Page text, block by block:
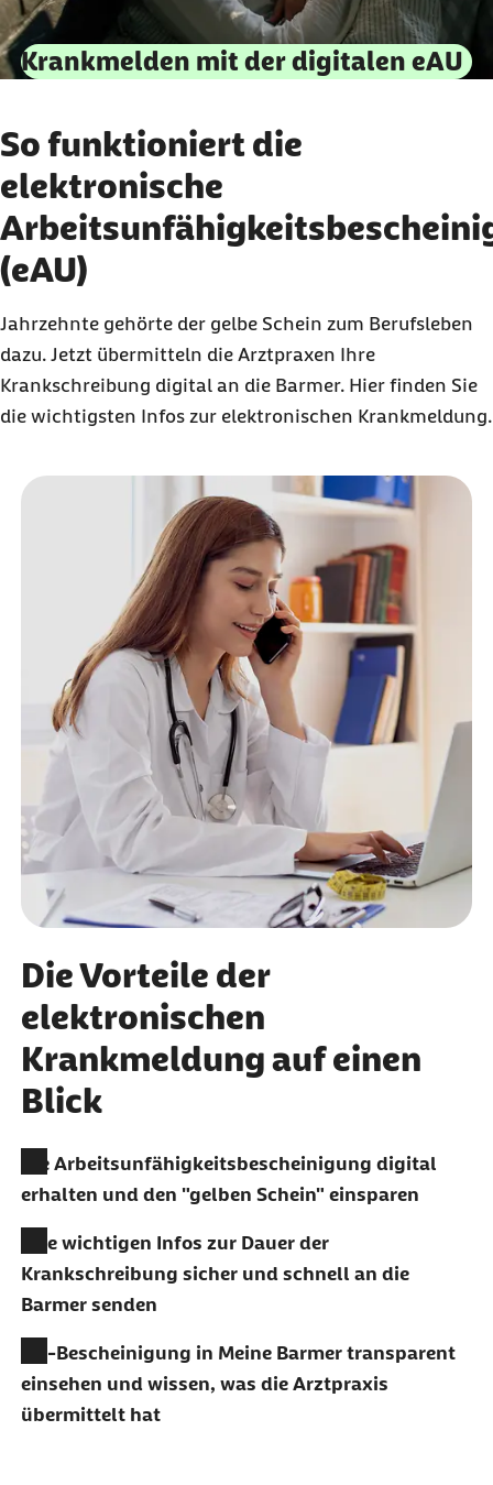
Krankmelden mit der digitalen eAU
So funktioniert die
elektronische
(eAU)
Jahrzehnte gehörte der gelbe Schein zum Berufsleben
dazu. Jetzt übermitteln die Arztpraxen Ihre
Krankschreibung digital an die Barmer. Hier finden Sie
die wichtigsten Infos zur elektronischen Krankmeldung.
Die Vorteile der
elektronischen
Krankmeldung auf einen
Blick
Die Arbeitsunfähigkeitsbescheinigung digital
erhalten und den "gelben Schein" einsparen
Alle wichtigen Infos zur Dauer der
Krankschreibung sicher und schnell an die
Barmer senden
AU-Bescheinigung in Meine Barmer transparent
einsehen und wissen, was die Arztpraxis
übermittelt hat